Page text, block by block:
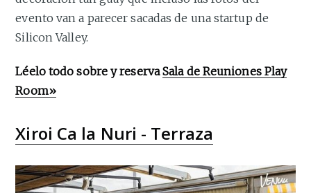
evento van a parecer sacadas de una startup de
Silicon Valley.
Léelo todo sobre y reservaSala de Reuniones Play
Room»
Xiroi Ca la Nuri - Terraza